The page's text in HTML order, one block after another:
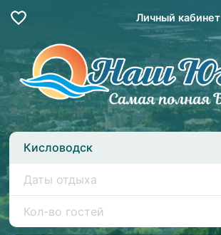
Личный кабинет
Кисловодск